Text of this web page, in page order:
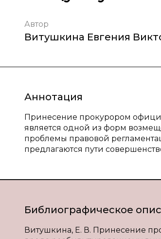
Автор
Витушкина Евгения
Аннотация
Принесение прокурором
является одной из форм
проблемы правовой
предлагаются пути
Библиографическое
Витушкина, Е. В. Принесение